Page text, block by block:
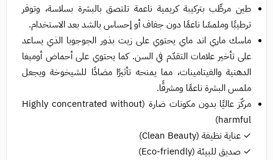
طين مرطِّب بتركيبة كريمية ناعمة تلتصق بالبشرة بسلاسة، وتوفر
ترطيبًا وملمسًا ناعمًا دون جفاف أو إحساس بالشد بعد الاستخدام.
ماسك ماري اند ماي يحتوي على زيت بذور الجوجوبا الذي يساعد
على تأخير علامات التقدّم في السن. كما يحتوي على أحماض أوميغا
الدهنية والفيتامينات، مما يمنحه تأثيرًا مضادًا للشيخوخة ويجعل
ملمس البشرة ناعمًا ومشرقًا.
مركّز عاليًا بدون مكونات ضارة (Highly concentrated without
harmful)
✓ عناية نظيفة (Clean Beauty)
✓ صديق للبيئة (Eco-friendly)